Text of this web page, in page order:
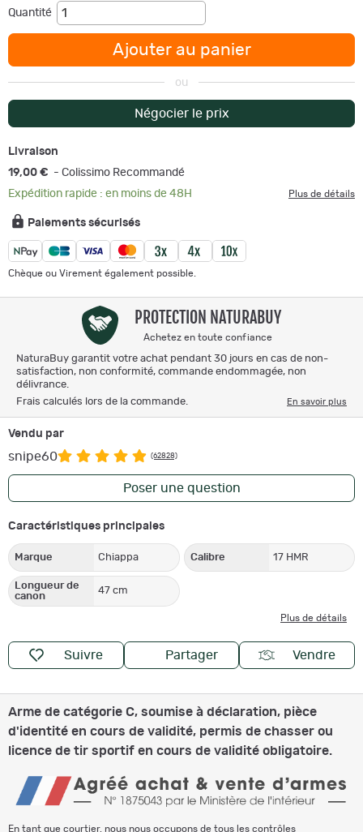
Quantité
Ajouter au panier
ou
Négocier le prix
Livraison
19,00 € - Colissimo Recommandé
Expédition rapide : en moins de 48H
Plus de détails
Paiements sécurisés
Chèque ou Virement également possible.
PROTECTION NATURABUY
Achetez en toute confiance
NaturaBuy garantit votre achat pendant 30 jours en cas de non-
satisfaction, non conformité, commande endommagée, non
délivrance.
Frais calculés lors de la commande.
En savoir plus
Vendu par
snipe60 (62828)
Poser une question
Caractéristiques principales
Marque Chiappa Calibre 17 HMR
Longueur de
canon
47 cm
Plus de détails
Suivre Partager Vendre
Arme de catégorie C, soumise à déclaration, pièce
d'identité en cours de validité, permis de chasser ou
licence de tir sportif en cours de validité obligatoire.
En tant que courtier, nous nous occupons de tous les contrôles